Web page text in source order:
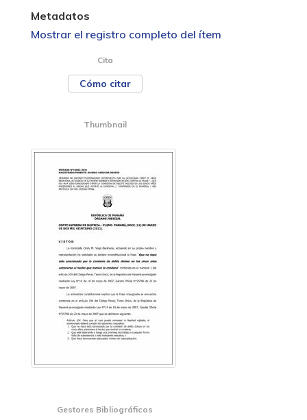
Cita
Cómo citar
Thumbnail
Gestores Bibliográficos
Metadatos
Mostrar el registro completo del ítem